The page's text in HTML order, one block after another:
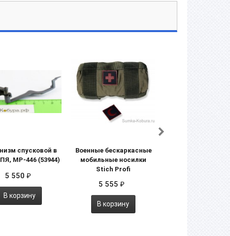
спусковой в
МР-446 (53944)
5 550 ₽
В корзину
Военные бескаркасные
мобильные носилки
Stich Profi
5 555 ₽
В корзину